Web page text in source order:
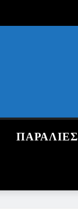
ΠΑΡΑΛΙΕΣ